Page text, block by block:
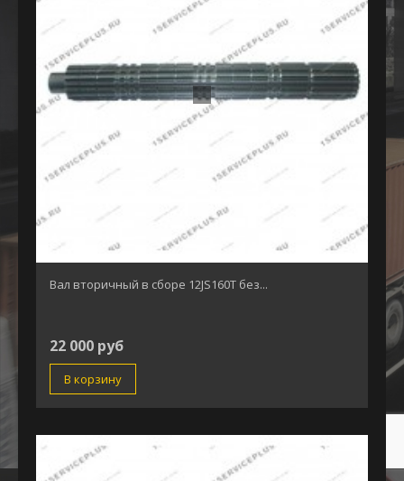
Вал вторичный в сборе 12JS160T без...
22 000 руб
В корзину